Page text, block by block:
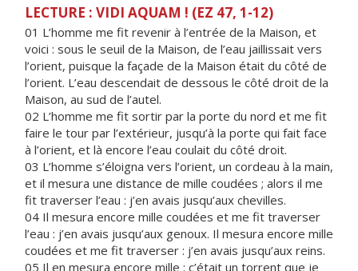
LECTURE : VIDI AQUAM ! (EZ 47, 1-12)
01 L’homme me fit revenir à l’entrée de la Maison, et
voici : sous le seuil de la Maison, de l’eau jaillissait vers
l’orient, puisque la façade de la Maison était du côté de
l’orient. L’eau descendait de dessous le côté droit de la
Maison, au sud de l’autel.
02 L’homme me fit sortir par la porte du nord et me fit
faire le tour par l’extérieur, jusqu’à la porte qui fait face
à l’orient, et là encore l’eau coulait du côté droit.
03 L’homme s’éloigna vers l’orient, un cordeau à la main,
et il mesura une distance de mille coudées ; alors il me
fit traverser l’eau : j’en avais jusqu’aux chevilles.
04 Il mesura encore mille coudées et me fit traverser
l’eau : j’en avais jusqu’aux genoux. Il mesura encore mille
coudées et me fit traverser : j’en avais jusqu’aux reins.
05 Il en mesura encore mille : c’était un torrent que je